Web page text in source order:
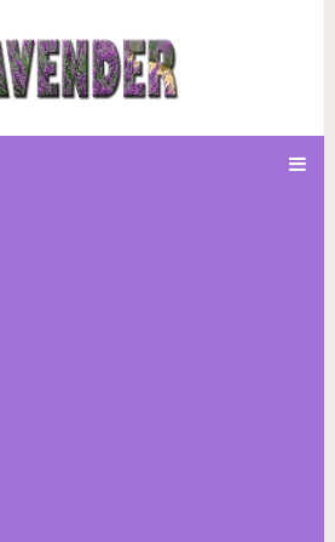
18 фотографий, на
которых природа